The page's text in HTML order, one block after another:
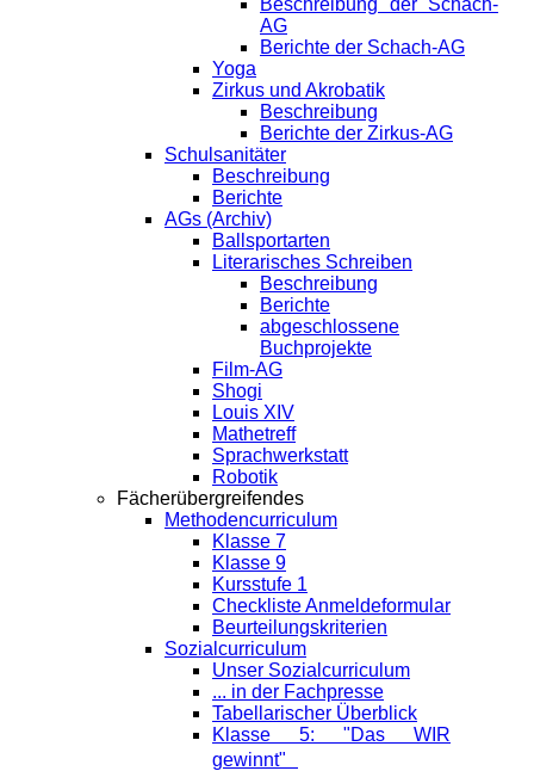
Beschreibung der Schach-
AG
Berichte der Schach-AG
Yoga
Zirkus und Akrobatik
Beschreibung
Berichte der Zirkus-AG
Schulsanitäter
Beschreibung
Berichte
AGs (Archiv)
Ballsportarten
Literarisches Schreiben
Beschreibung
Berichte
abgeschlossene
Buchprojekte
Film-AG
Shogi
Louis XIV
Mathetreff
Sprachwerkstatt
Robotik
Fächerübergreifendes
Methodencurriculum
Klasse 7
Klasse 9
Kursstufe 1
Checkliste Anmeldeformular
Beurteilungskriterien
Sozialcurriculum
Unser Sozialcurriculum
... in der Fachpresse
Tabellarischer Überblick
Klasse 5: "Das WIR
gewinnt"